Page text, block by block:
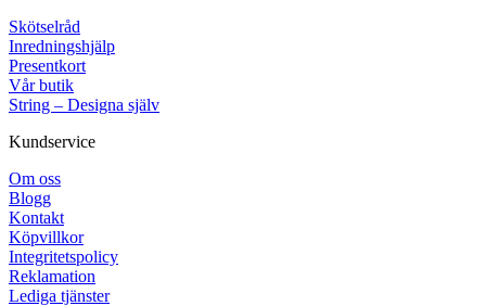
Skötselråd
Inredningshjälp
Presentkort
Vår butik
String – Designa själv
Kundservice
Om oss
Blogg
Kontakt
Köpvillkor
Integritetspolicy
Reklamation
Lediga tjänster